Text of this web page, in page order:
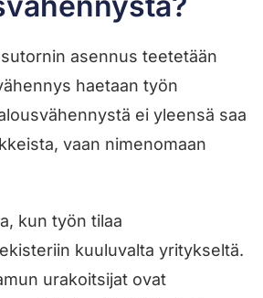
asennus teetetään
haetaan työn
ei yleensä saa
vaan nimenomaan
kun työn tilaa
kuuluvalta yritykseltä.
urakoitsijat ovat